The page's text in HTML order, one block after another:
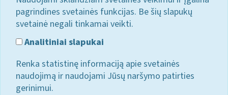
pagrindines svetainės funkcijas. Be šių slapukų
svetainė negali tinkamai veikti.
Analitiniai slapukai
Renka statistinę informaciją apie svetainės
naudojimą ir naudojami Jūsų naršymo patirties
gerinimui.